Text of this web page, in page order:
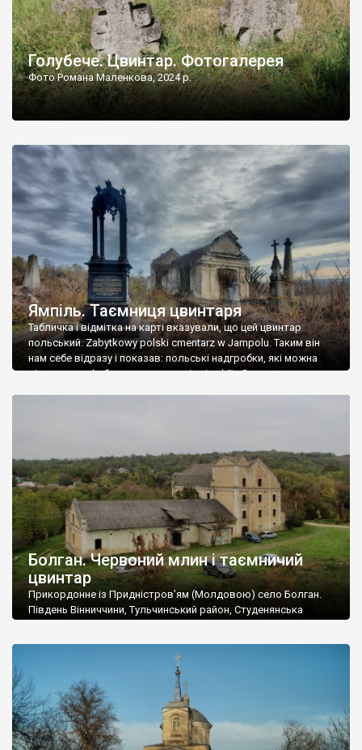
Голубече. Цвинтар. Фотогалерея
Фото Романа Маленкова, 2024 р.
Ямпіль. Таємниця цвинтаря
Табличка і відмітка на карті вказували, що цей цвинтар
польський. Zabytkowy polski cmentarz w Jampolu. Таким він
нам себе відразу і показав: польські надгробки, які можна
віднести до фабричних, польські епітафії… Загалом цвинтар
Болган. Червоний млин і таємничий
цвинтар
Прикордонне із Придністров’ям (Молдовою) село Болган.
Південь Вінниччини, Тульчинський район, Студенянська
старовинний цвинтар із кам’яними хрестами. Всі епітафії, які
збереглися, написані кирилицею, церковнослов’янською
мовою. За всіма традиційними ознаками – цвинтар
український. Хрести датуються 19 століттям. У 1924-1940
роках Болган […]